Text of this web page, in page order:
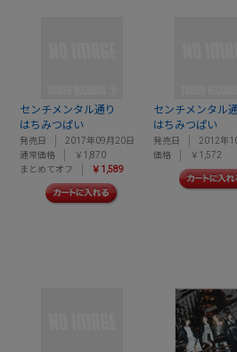
センチメンタル通り
はちみつぱい
発売日
2017年09月20日
通常価格
￥1,870
まとめてオフ
￥1,589
センチメンタル
はちみつぱい
発売日
2012年
価格
￥1,572